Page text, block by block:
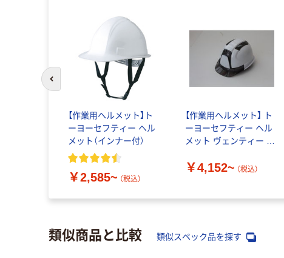
【作業用ヘルメット】ト
ーヨーセフティー ヘル
メット（インナー付）
￥2,585~ （税込）
【作業用ヘルメット】 ト
ーヨーセフティー ヘル
メット ヴェンティー ひ
OTSS
￥4,152~ （税込）
前のスライドへ
類似商品と比較 類似スペック品を探す